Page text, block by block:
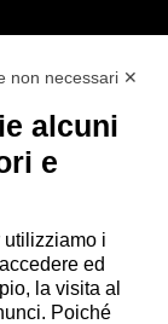
Fiorano
non necessari ✕
alcuni
e
utilizziamo i
ed
la visita al
Poiché